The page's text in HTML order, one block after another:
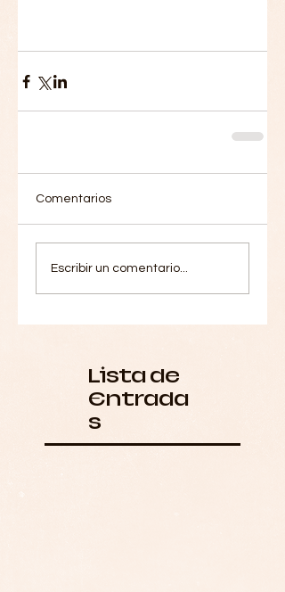
Comentarios
Escribir un comentario...
Lista de
Entrada
s